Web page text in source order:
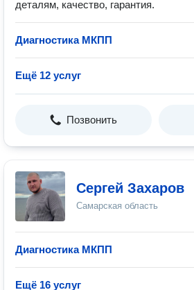
деталям, качество, гарантия.
Диагностика МКПП
Ещё 12 услуг
Позвонить
Сергей Захаров
Самарская область
Диагностика МКПП
Ещё 16 услуг